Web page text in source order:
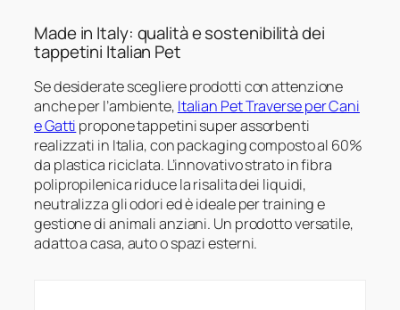
Made in Italy: qualità e sostenibilità dei
tappetini Italian Pet
Se desiderate scegliere prodotti con attenzione
anche per l’ambiente, Italian Pet Traverse per Cani
e Gatti propone tappetini super assorbenti
realizzati in Italia, con packaging composto al 60%
da plastica riciclata. L’innovativo strato in fibra
polipropilenica riduce la risalita dei liquidi,
neutralizza gli odori ed è ideale per training e
gestione di animali anziani. Un prodotto versatile,
adatto a casa, auto o spazi esterni.